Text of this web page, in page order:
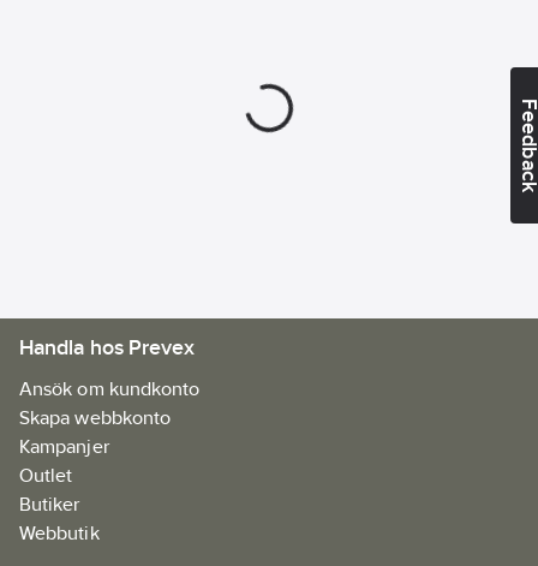
Handla hos Prevex
Ansök om kundkonto
Skapa webbkonto
Kampanjer
Outlet
Butiker
Webbutik